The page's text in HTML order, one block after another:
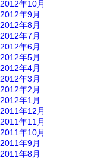
2012年10月
2012年9月
2012年8月
2012年7月
2012年6月
2012年5月
2012年4月
2012年3月
2012年2月
2012年1月
2011年12月
2011年11月
2011年10月
2011年9月
2011年8月